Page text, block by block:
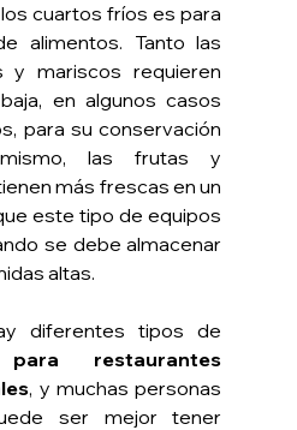
cuartos fríos es para
alimentos. Tanto las
y mariscos requieren
en algunos casos
para su conservación
las frutas y
más frescas en un
este tipo de equipos
se debe almacenar
altas.
diferentes tipos de
para restaurantes
, y muchas personas
ser mejor tener